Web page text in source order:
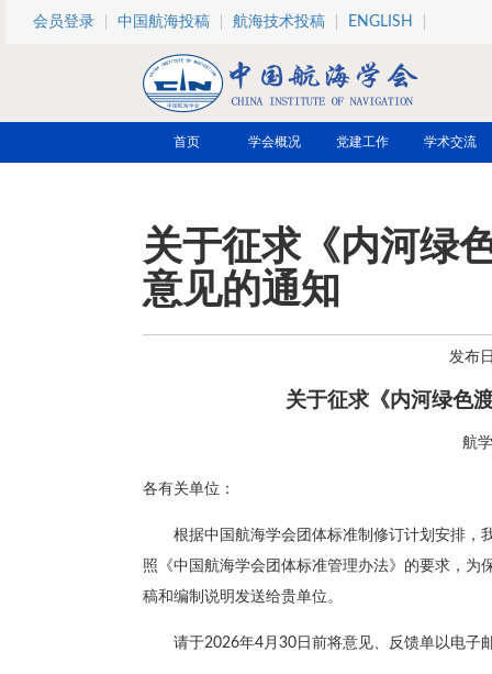
跳转到主要内容
会员登录 中国航海投稿 航海技术投稿 ENGLISH
首页 学会概况 党建工作 学术交流
关于征求《内河绿
意见的通知
发布
关于征求《内河绿色
航
各有关单位：
根据中国航海学会团体标准制修订计划安排，
照《中国航海学会团体标准管理办法》的要求，
稿和编制说明发送给贵单位。
请于2026年4月30日前将意见、反馈单以电子